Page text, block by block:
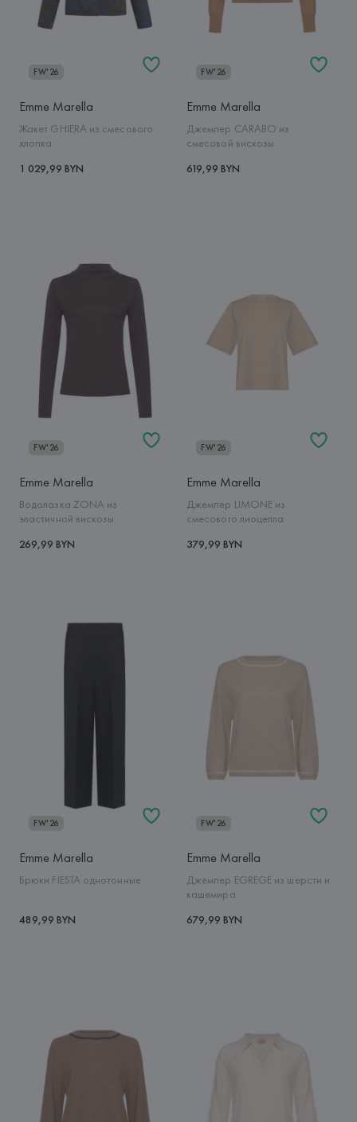
FW'26
Emme Marella
Жакет GHIERA из смесового
хлопка
1 029,99 BYN
FW'26
Emme Marella
Джемпер CARABO из
смесовой вискозы
619,99 BYN
FW'26
Emme Marella
Водолазка ZONA из
эластичной вискозы
269,99 BYN
FW'26
Emme Marella
Джемпер LIMONE из
смесового лиоцелла
379,99 BYN
FW'26
Emme Marella
Брюки FIESTA однотонные
489,99 BYN
FW'26
Emme Marella
Джемпер EGREGE из шерсти и
кашемира
679,99 BYN